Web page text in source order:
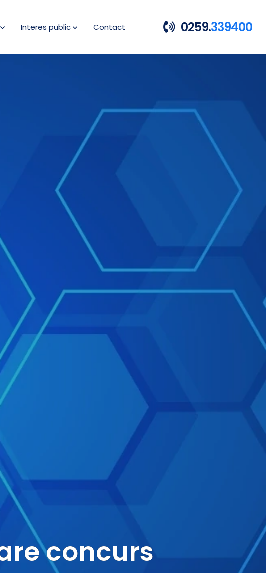
Interes public Contact 0259.339400
concurs